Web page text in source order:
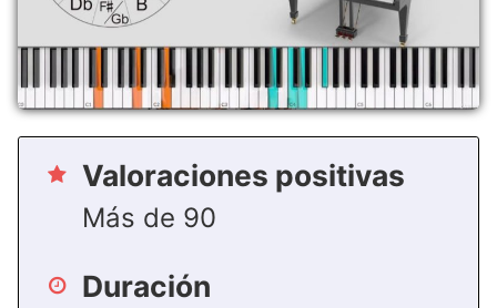
Valoraciones positivas
Más de 90
Duración